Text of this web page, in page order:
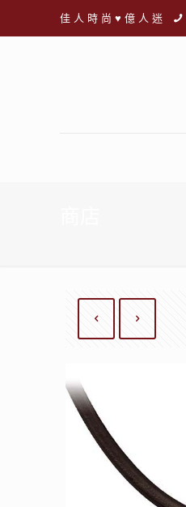
佳 人 時 尚 ♥ 億 人 迷